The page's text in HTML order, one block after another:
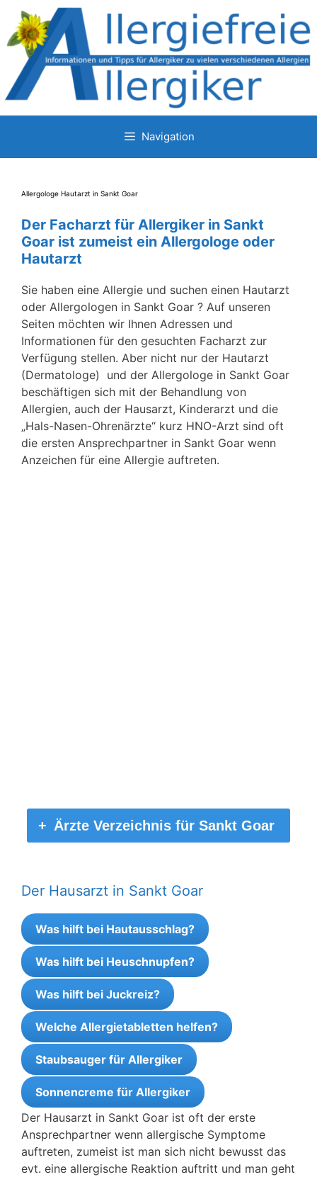
Zum
Inhalt
springen
Navigation
Allergologe Hautarzt in Sankt Goar
Der Facharzt für Allergiker in Sankt
Goar ist zumeist ein Allergologe oder
Hautarzt
Sie haben eine Allergie und suchen einen Hautarzt
oder Allergologen in Sankt Goar ? Auf unseren
Seiten möchten wir Ihnen Adressen und
Informationen für den gesuchten Facharzt zur
Verfügung stellen. Aber nicht nur der Hautarzt
(Dermatologe) und der Allergologe in Sankt Goar
beschäftigen sich mit der Behandlung von
Allergien, auch der Hausarzt, Kinderarzt und die
„Hals-Nasen-Ohrenärzte“ kurz HNO-Arzt sind oft
die ersten Ansprechpartner in Sankt Goar wenn
Anzeichen für eine Allergie auftreten.
Ärzte Verzeichnis für Sankt Goar
Der Hausarzt in Sankt Goar
Was hilft bei Hautausschlag?
Was hilft bei Heuschnupfen?
Was hilft bei Juckreiz?
Welche Allergietabletten helfen?
Staubsauger für Allergiker
Sonnencreme für Allergiker
Der Hausarzt in Sankt Goar ist oft der erste
Ansprechpartner wenn allergische Symptome
auftreten, zumeist ist man sich nicht bewusst das
evt. eine allergische Reaktion auftritt und man geht